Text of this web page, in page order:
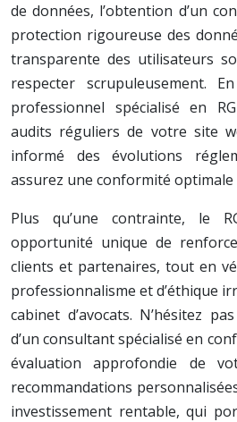
de données, l’obtention d’un
protection rigoureuse des
transparente des utilisateurs
respecter scrupuleusement.
professionnel spécialisé en
audits réguliers de votre site
informé des évolutions
assurez une conformité optimale
Plus qu’une contrainte, le
opportunité unique de
clients et partenaires, tout en
professionnalisme et d’éthique
cabinet d’avocats. N’hésitez
d’un consultant spécialisé en
évaluation approfondie de
recommandations
investissement rentable, qui